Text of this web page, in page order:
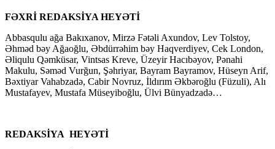
FƏXRİ REDAKSİYA HEYƏTİ
Abbasqulu ağa Bakıxanov, Mirzə Fətəli Axundov, Lev Tolstoy,
Əhməd bəy Ağaoğlu, Əbdürrəhim bəy Haqverdiyev, Cek London,
Əliqulu Qəmküsar, Vintsas Kreve, Üzeyir Hacıbəyov, Pənahi
Makulu, Səməd Vurğun, Şəhriyar, Bayram Bayramov, Hüseyn Arif,
Bəxtiyar Vahabzadə, Cabir Novruz, İldırım Əkbəroğlu (Füzuli), Alı
Mustafayev, Mustafa Müseyiboğlu, Ülvi Bünyadzadə…
REDAKSİYA HEYƏTİ